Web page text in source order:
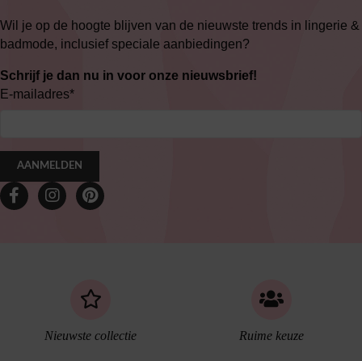
Wil je op de hoogte blijven van de nieuwste trends in lingerie &
badmode, inclusief speciale aanbiedingen?
Schrijf je dan nu in voor onze nieuwsbrief!
E-mailadres*
AANMELDEN
Nieuwste collectie Ruime keuze